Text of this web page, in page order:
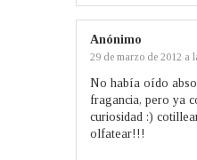
Anónimo
29 de marzo de 2012 a
No había oído
fragancia, pero ya
curiosidad :)
olfatear!!!